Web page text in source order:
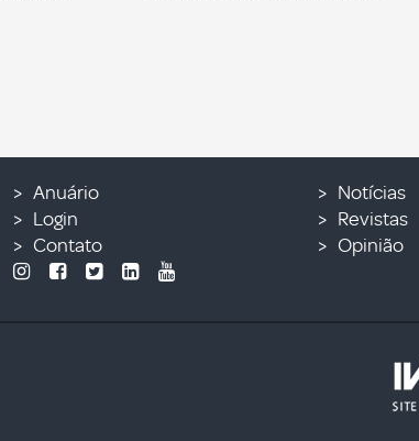
Anuário
Login
Contato
Notícias
Revistas
Opinião